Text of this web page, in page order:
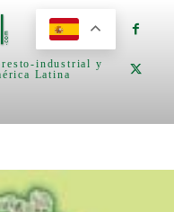
industrial y
Latina